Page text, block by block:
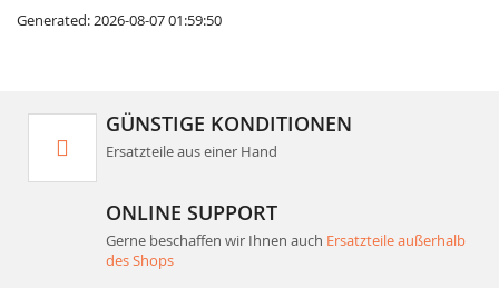
Generated: 2026-08-07 01:59:50
GÜNSTIGE KONDITIONEN
Ersatzteile aus einer Hand
ONLINE SUPPORT
Gerne beschaffen wir Ihnen auch Ersatzteile außerhalb
des Shops